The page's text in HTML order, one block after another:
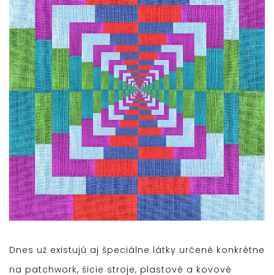
Dnes už existujú aj špeciálne látky určené konkrétne
na patchwork, šicie stroje, plastové a kovové